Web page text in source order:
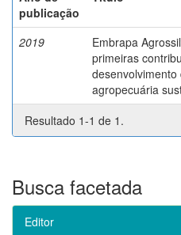
publicação
2019
Embrapa
primeiras
desenvolvimento
agropecuária
Resultado 1-1 de 1.
Busca facetada
Editor